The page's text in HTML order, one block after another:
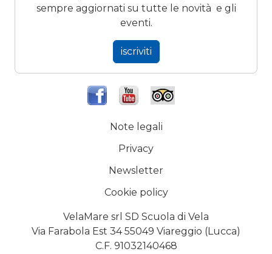
sempre aggiornati su tutte le novità e gli
eventi.
iscriviti
Note legali
Privacy
Newsletter
Cookie policy
VelaMare srl SD Scuola di Vela
Via Farabola Est 34 55049 Viareggio (Lucca)
C.F. 91032140468